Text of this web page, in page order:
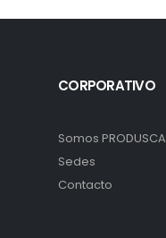
CORPORATIVO
Somos PRODUSCA
Sedes
Contacto